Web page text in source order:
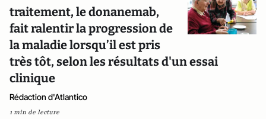
traitement, le donanemab,
fait ralentir la progression de
la maladie lorsqu’il est pris
très tôt, selon les résultats d'un essai
clinique
Rédaction d'Atlantico
1 min de lecture